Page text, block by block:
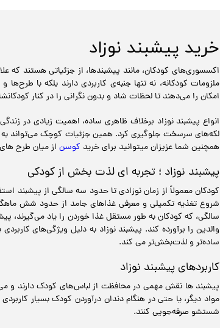
خرید پیشبند نوزاد
اکسسوری‌های کودکان، مانند پیشبندها، از جزئیاتی هستند
ملزومات کودکانه، نه تنها جنبه‌ی کاربردی دارند بلکه با
امکان را می‌دهند تا لحظات شاد و بدون نگرانی را در کنار
انواع پیشبند نوزاد برخلاف ظاهری ساده‌، اهمیت زیادی در
لکه‌های سرسخت جلوگیری کرد. همین جزئیات کوچک می‌تواند به
همچنین شما عزیزان میتوانید برای خرید کوسن از میان طرح
پیشبند نوزاد ؛ تجربه ای لذت بخش از کودکی
کودکان معمولاً از زمان نوزادی تا حدود سه سالگی از پیشبند
شروع تغذیه تکمیلی و معرفی غذاهای جامد از حدود شش
سالگی، که کودکان به طور مستقل غذا خوردن را یاد
والدین را برآورده کند. پیشبند نوزاد به دلیل ویژگی‌های
ساده‌تر و لذت‌بخش‌تر می کند.
کاربردهای پیشبند نوزاد
پیشبند ها نقش مهمی در محافظت از لباس‌های کودک دارند و
مواد دیگر، یا حتی در هنگام دندان درآوردن کودک بسیار
شستشو صرفه‌جویی کنند.